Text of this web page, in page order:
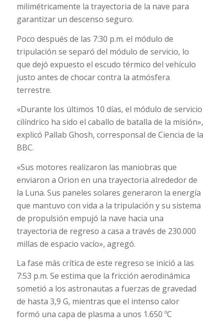
milimétricamente la trayectoria de la nave para
garantizar un descenso seguro.
Poco después de las 7:30 p.m. el módulo de
tripulación se separó del módulo de servicio, lo
que dejó expuesto el escudo térmico del vehículo
justo antes de chocar contra la atmósfera
terrestre.
«Durante los últimos 10 días, el módulo de servicio
cilíndrico ha sido el caballo de batalla de la misión»,
explicó Pallab Ghosh, corresponsal de Ciencia de la
BBC.
«Sus motores realizaron las maniobras que
enviaron a Orion en una trayectoria alrededor de
la Luna. Sus paneles solares generaron la energía
que mantuvo con vida a la tripulación y su sistema
de propulsión empujó la nave hacia una
trayectoria de regreso a casa a través de 230.000
millas de espacio vacío», agregó.
La fase más crítica de este regreso se inició a las
7:53 p.m. Se estima que la fricción aerodinámica
sometió a los astronautas a fuerzas de gravedad
de hasta 3,9 G, mientras que el intenso calor
formó una capa de plasma a unos 1.650 ºC